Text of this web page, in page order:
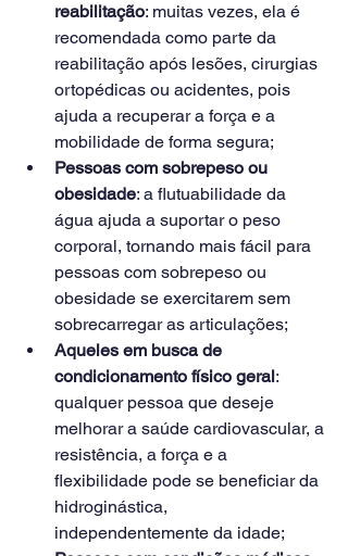
reabilitação: muitas vezes, ela é
recomendada como parte da
reabilitação após lesões, cirurgias
ortopédicas ou acidentes, pois
ajuda a recuperar a força e a
mobilidade de forma segura;
Pessoas com sobrepeso ou
obesidade: a flutuabilidade da
água ajuda a suportar o peso
corporal, tornando mais fácil para
pessoas com sobrepeso ou
obesidade se exercitarem sem
sobrecarregar as articulações;
Aqueles em busca de
condicionamento físico geral:
qualquer pessoa que deseje
melhorar a saúde cardiovascular, a
resistência, a força e a
flexibilidade pode se beneficiar da
hidroginástica,
independentemente da idade;